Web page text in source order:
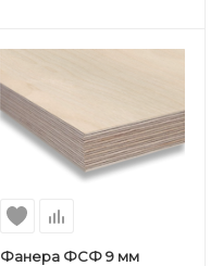
Фанера ФСФ 9 мм